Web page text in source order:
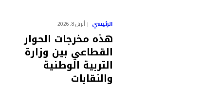
الرئيسي أبريل 8, 2026
هذه مخرجات الحوار
القطاعي بين وزارة
التربية الوطنية
والنقابات